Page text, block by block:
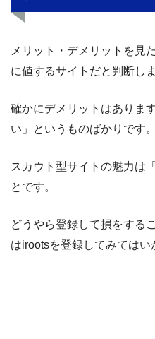
メリット・デメリットを見
に値するサイトだと判断し
確かにデメリットはありま
い」というものばかりです。
スカウト型サイトの魅力は
とです。
どうやら登録して損をする
はirootsを登録してみてはい